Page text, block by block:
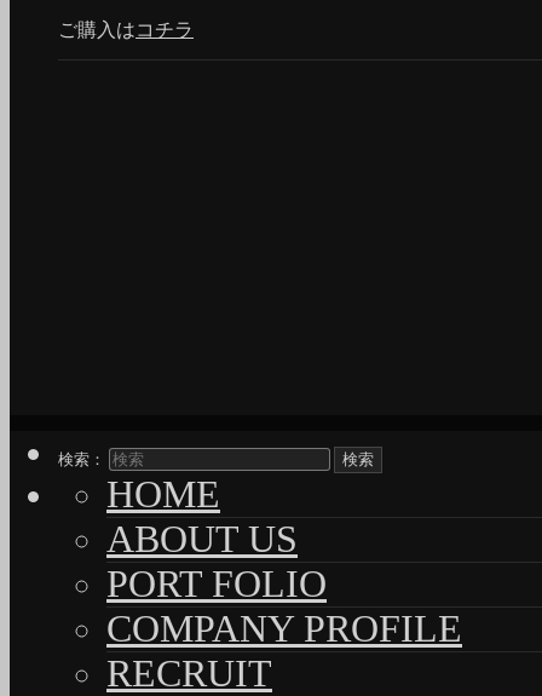
ご購入はコチラ
検索：
HOME
ABOUT US
PORT FOLIO
COMPANY PROFILE
RECRUIT